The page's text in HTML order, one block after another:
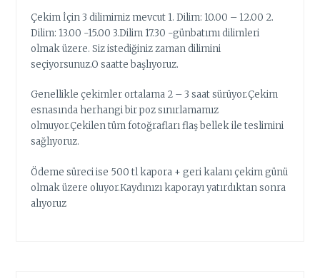
Çekim İçin 3 dilimimiz mevcut 1. Dilim: 10.00 – 12.00 2.
Dilim: 13.00 -15.00 3.Dilim 17.30 -günbatımı dilimleri
olmak üzere. Siz istediğiniz zaman dilimini
seçiyorsunuz.O saatte başlıyoruz.
Genellikle çekimler ortalama 2 – 3 saat sürüyor.Çekim
esnasında herhangi bir poz sınırlamamız
olmuyor.Çekilen tüm fotoğrafları flaş bellek ile teslimini
sağlıyoruz.
Ödeme süreci ise 500 tl kapora + geri kalanı çekim günü
olmak üzere oluyor.Kaydınızı kaporayı yatırdıktan sonra
alıyoruz